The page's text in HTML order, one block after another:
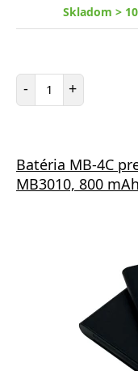
Skladom >
- Počet položiek
+
Batéria MB-4C
MB3010, 800 mAh